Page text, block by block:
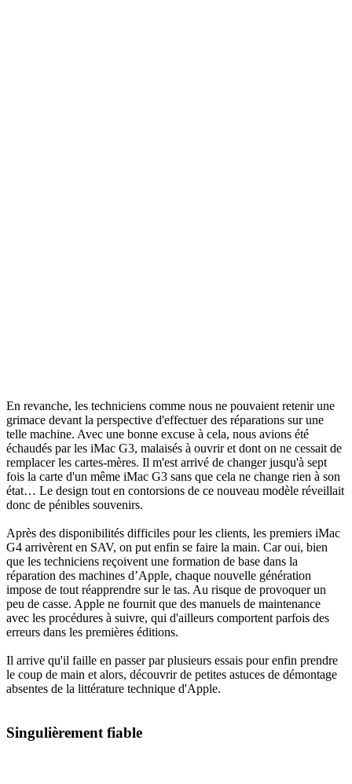
En revanche, les techniciens comme nous ne pouvaient retenir une
grimace devant la perspective d'effectuer des réparations sur une
telle machine. Avec une bonne excuse à cela, nous avions été
échaudés par les iMac G3, malaisés à ouvrir et dont on ne cessait de
remplacer les cartes-mères. Il m'est arrivé de changer jusqu'à sept
fois la carte d'un même iMac G3 sans que cela ne change rien à son
état… Le design tout en contorsions de ce nouveau modèle réveillait
donc de pénibles souvenirs.
Après des disponibilités difficiles pour les clients, les premiers iMac
G4 arrivèrent en SAV, on put enfin se faire la main. Car oui, bien
que les techniciens reçoivent une formation de base dans la
réparation des machines d’Apple, chaque nouvelle génération
impose de tout réapprendre sur le tas. Au risque de provoquer un
peu de casse. Apple ne fournit que des manuels de maintenance
avec les procédures à suivre, qui d'ailleurs comportent parfois des
erreurs dans les premières éditions.
Il arrive qu'il faille en passer par plusieurs essais pour enfin prendre
le coup de main et alors, découvrir de petites astuces de démontage
absentes de la littérature technique d'Apple.
Singulièrement fiable